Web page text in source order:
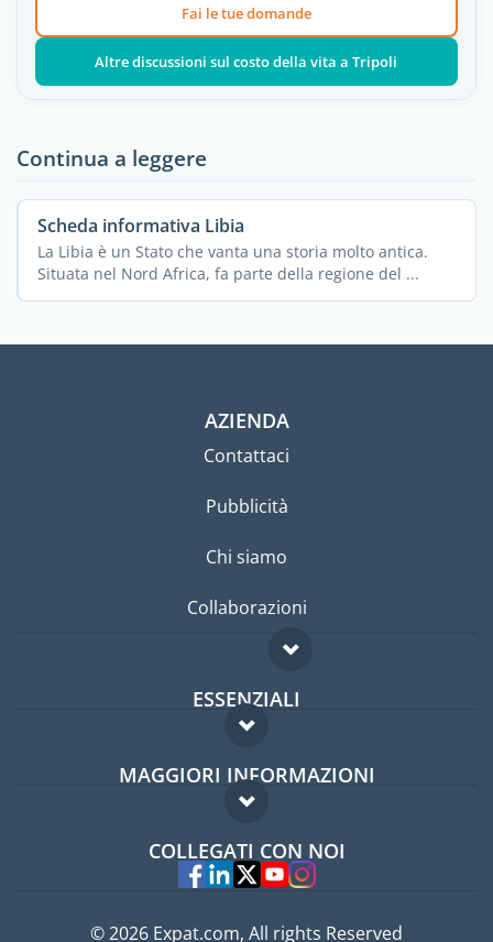
Fai le tue domande
Altre discussioni sul costo della vita a Tripoli
Continua a leggere
Scheda informativa Libia
La Libia è un Stato che vanta una storia molto antica.
Situata nel Nord Africa, fa parte della regione del ...
AZIENDA
Contattaci
Pubblicità
Chi siamo
Collaborazioni
ESSENZIALI
Forum per expat
Guida per expat
MAGGIORI INFORMAZIONI
Domande frequenti
Esperti
COLLEGATI CON NOI
© 2026 Expat.com, All rights Reserved